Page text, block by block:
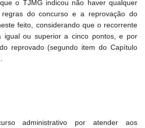
o TJMG indicou não haver qualquer
do concurso e a reprovação do
feito, considerando que o recorrente
igual ou superior a cinco pontos, e por
reprovado (segundo item do Capítulo
administrativo por atender aos